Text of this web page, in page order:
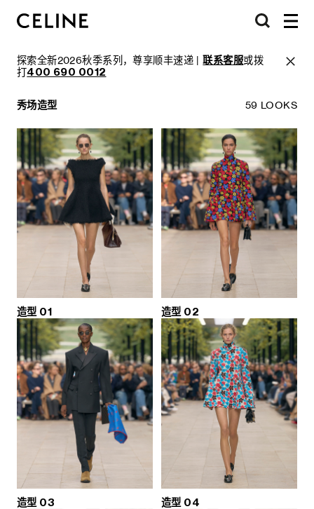
探索全新2026秋季系列，尊享顺丰速递 |联系客服或拨
打400 690 0012
秀场造型 59 LOOKS
造型 01 造型 02
造型 03 造型 04